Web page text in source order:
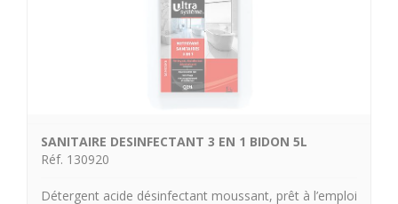
SANITAIRE DESINFECTANT 3 EN 1 BIDON 5L
Réf. 130920
Détergent acide désinfectant moussant, prêt à l’emploi